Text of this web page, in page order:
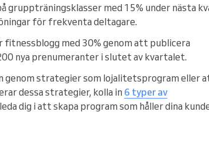
gruppträningsklasser med 15% under nästa
för frekventa deltagare.
fitnessblogg med 30% genom att publicera
nya prenumeranter i slutet av kvartalet.
genom strategier som lojalitetsprogram eller
dessa strategier, kolla in 6 typer av
dig i att skapa program som håller dina